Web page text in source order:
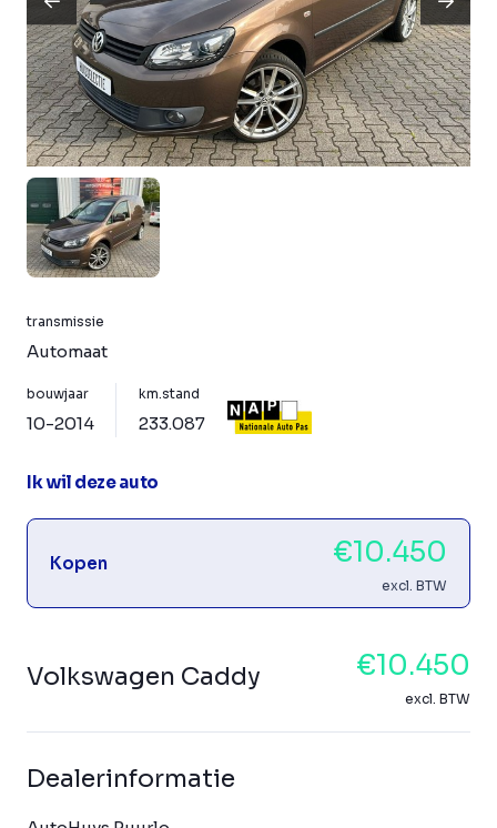
transmissie
Automaat
bouwjaar
10-2014
km.stand
233.087
Ik wil deze auto
Kopen €10.450
excl. BTW
Volkswagen Caddy €10.450
excl. BTW
Dealerinformatie